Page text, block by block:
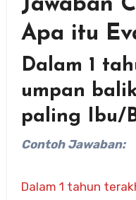
Jawaban
Apa itu
Dalam 1
umpan
paling Ibu/
Contoh Jawaban:
Dalam 1 tahun